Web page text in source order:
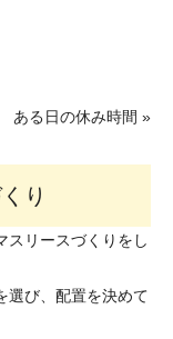
ある日の休み時間 »
り
スリースづくりをし
選び、配置を決めて